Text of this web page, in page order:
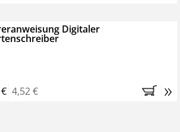
Digitaler
4,52 € »